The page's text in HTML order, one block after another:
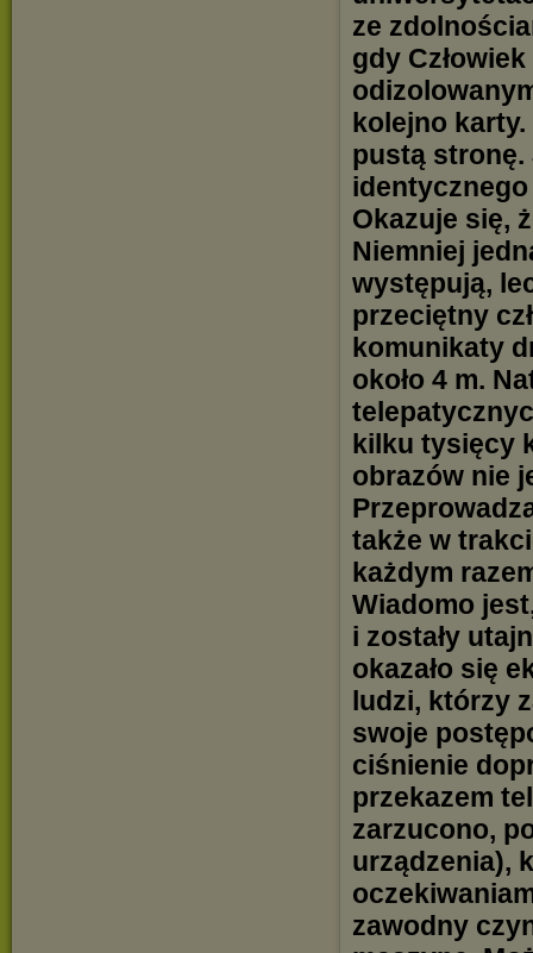
ze
gdy
kolejno
pustą stronę.
Okazuje się,
Niemniej
występują,
przeciętny
komunikaty
około 4 m.
kilku tysięcy
obrazów nie
także w
każdym
Wiadomo
i zostały
okazało się
ludzi, którzy
swoje
ciśnienie
przekazem
zarzucono,
urządzenia),
zawodny